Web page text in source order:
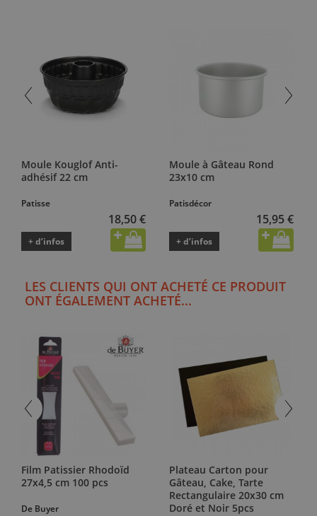
Moule Kouglof Anti-
adhésif 22 cm
Patisse
18,50 €
+ d’infos
Moule à Gâteau Rond
23x10 cm
Patisdécor
15,95 €
+ d’infos
LES CLIENTS QUI ONT ACHETÉ CE PRODUIT
ONT ÉGALEMENT ACHETÉ...
Film Patissier Rhodoïd
27x4,5 cm 100 pcs
De Buyer
Plateau Carton pour
Gâteau, Cake, Tarte
Rectangulaire 20x30 cm
Doré et Noir 5pcs